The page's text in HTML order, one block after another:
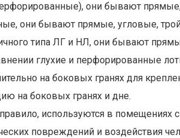
они бывают
они бывают прямые, угловые,
типа ЛГ и НЛ, они бывают
глухие и перфорированные
на боковых гранях для
на боковых гранях и дне.
правило, используются в
повреждений и воздействия